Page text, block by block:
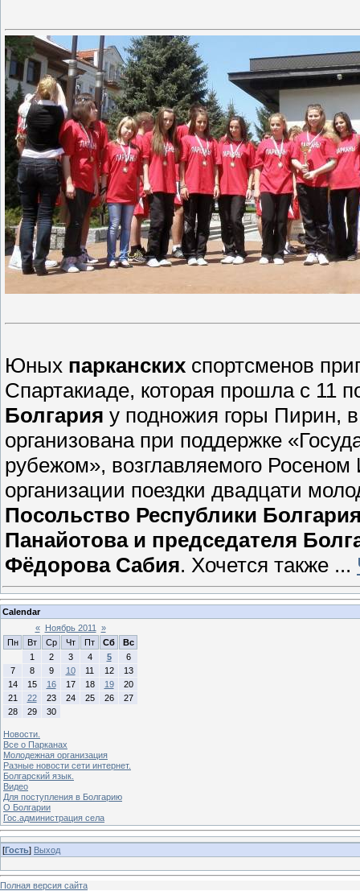
Юных парканских спортсменов
Спартакиаде, которая прошла с 11
Болгария у подножия горы Пирин,
организована при поддержке
рубежом», возглавляемого
организации поездки двадцати
Посольство Республики
Панайотова и председателя
Фёдорова Сабия. Хочется также ...
Calendar
«
Ноябрь 2011
»
Пн
Вт Ср Чт Пт Сб
Вс
1
2 3 4 5
6
7
8 9 10 11 12
13
14
15 16 17 18 19
20
21
22 23 24 25 26
27
28
29 30
Новости.
Все о Парканах
Молодежная организация
Разные новости сети интернет.
Болгарский язык.
Видео
Для поступления в Болгарию
О Болгарии
Гос.администрация села
[Гость] Выход
Полная версия сайта